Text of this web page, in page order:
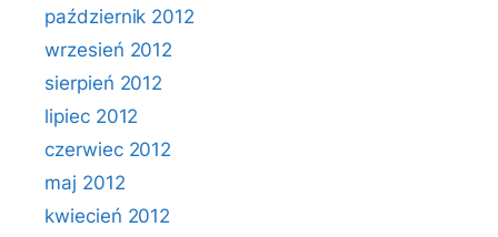
październik 2012
wrzesień 2012
sierpień 2012
lipiec 2012
czerwiec 2012
maj 2012
kwiecień 2012